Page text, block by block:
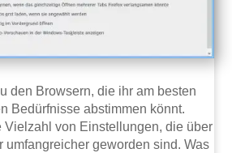
den Browsern, die ihr am besten
Bedürfnisse abstimmen könnt.
Vielzahl von Einstellungen, die über
umfangreicher geworden sind. Was